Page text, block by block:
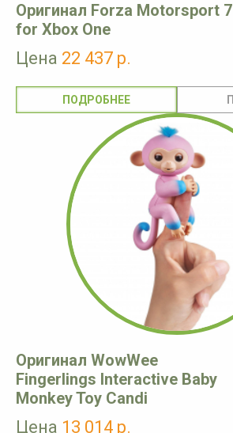
Оригинал Forza Motorsport 7
for Xbox One
Цена 22 437 р.
ПОДРОБНЕЕ
Оригинал WowWee
Fingerlings Interactive Baby
Monkey Toy Candi
Цена 13 014 р.